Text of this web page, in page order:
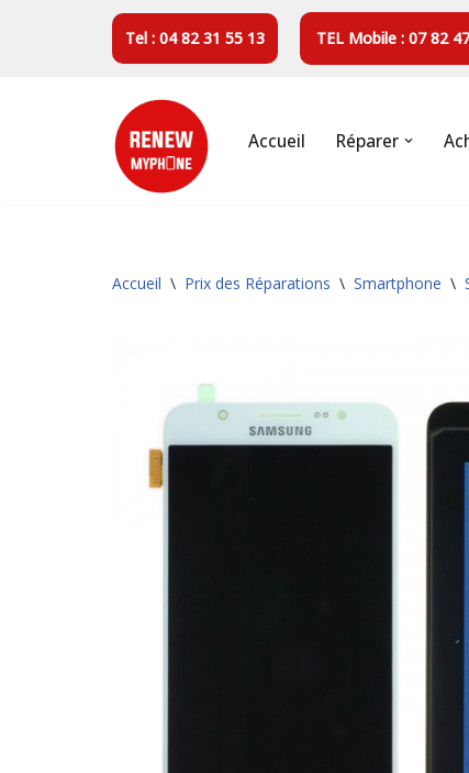
Tel : 04 82 31 55 13 TEL Mobile : 07 82
Accueil Réparer
Accueil \ Prix des Réparations \ Smartphone \